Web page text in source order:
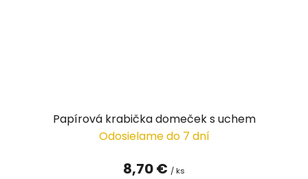
Papírová krabička domeček s uchem
Odosielame do 7 dní
8,70 € / ks